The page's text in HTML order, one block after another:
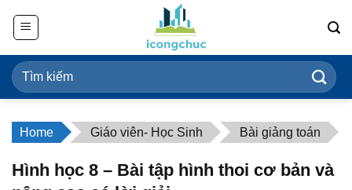
qua
dung
Home Giáo viên- Học Sinh Bài giảng toán
Hình học 8 – Bài tập hình thoi cơ bản và